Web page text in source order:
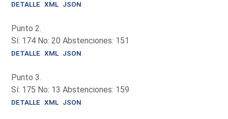
DETALLE XML JSON
Punto 2.
Sí: 174 No: 20 Abstenciones: 151
DETALLE XML JSON
Punto 3.
Sí: 175 No: 13 Abstenciones: 159
DETALLE XML JSON